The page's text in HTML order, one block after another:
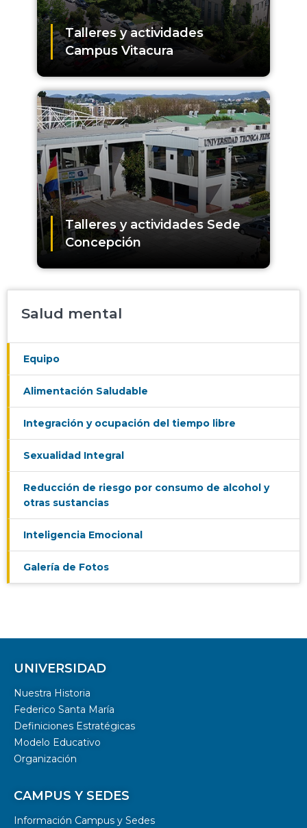
Talleres y actividades
Campus Vitacura
Talleres y actividades Sede
Concepción
Salud mental
Equipo
Alimentación Saludable
Integración y ocupación del tiempo libre
Sexualidad Integral
Reducción de riesgo por consumo de alcohol y
otras sustancias
Inteligencia Emocional
Galería de Fotos
UNIVERSIDAD
Nuestra Historia
Federico Santa María
Definiciones Estratégicas
Modelo Educativo
Organización
CAMPUS Y SEDES
Información Campus y Sedes